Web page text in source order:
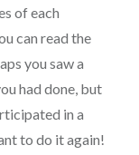
of each
can read the
you saw a
had done, but
in a
to do it again!